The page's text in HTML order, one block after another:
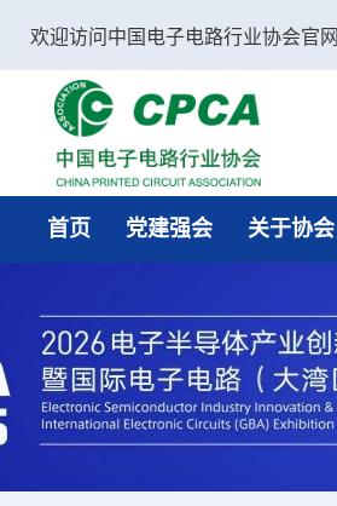
欢迎访问中国电子电路行业协会官网
中国电子电路行业协会
首页 党建强会 关于协会